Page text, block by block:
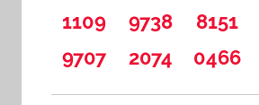
1109 9738 8151
9707
2074 0466